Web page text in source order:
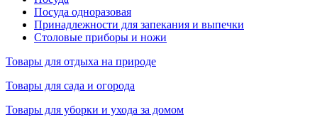
Посуда одноразовая
Принадлежности для запекания и выпечки
Столовые приборы и ножи
Товары для отдыха на природе
Товары для сада и огорода
Товары для уборки и ухода за домом